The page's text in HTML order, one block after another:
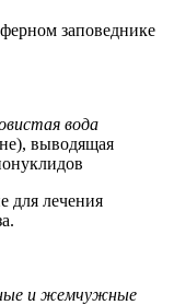
заповеднике
вода
выводящая
для лечения
и жемчужные